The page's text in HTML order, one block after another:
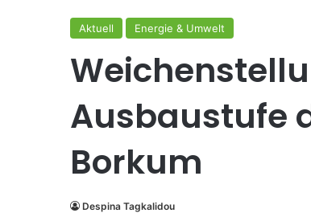
Aktuell Energie & Umwelt
Ausbaustufe
Borkum
Despina Tagkalidou